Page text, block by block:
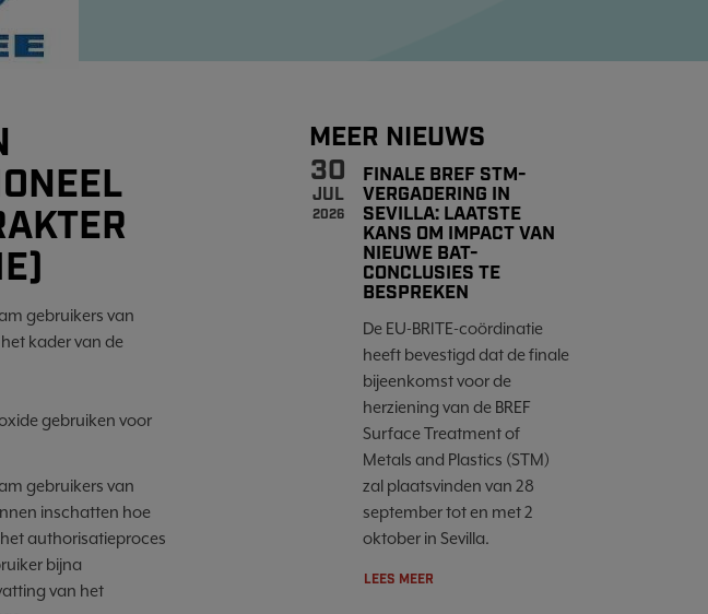
gebruikers van
kader van de
gebruiken voor
gebruikers van
inschatten hoe
authorisatieproces
bijna
van het
MEER NIEUWS
30
JUL
2026
FINALE BREF STM-
VERGADERING IN
SEVILLA: LAATSTE
KANS OM IMPACT VAN
NIEUWE BAT-
CONCLUSIES TE
BESPREKEN
De EU-BRITE-coördinatie
heeft bevestigd dat de finale
bijeenkomst voor de
herziening van de BREF
Surface Treatment of
Metals and Plastics (STM)
zal plaatsvinden van 28
september tot en met 2
oktober in Sevilla.
LEES MEER